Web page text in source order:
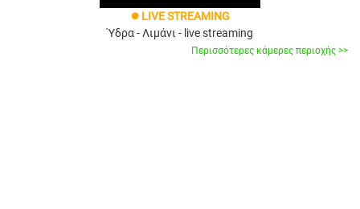
brightness_1 LIVE STREAMING
Ύδρα - Λιμάνι - live streaming
Περισσότερες κάμερες περιοχής >>